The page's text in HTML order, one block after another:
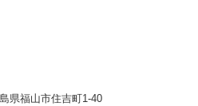
県福山市住吉町1-40